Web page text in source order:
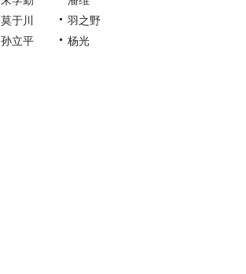
莫于川
羽之野
孙立平 杨光